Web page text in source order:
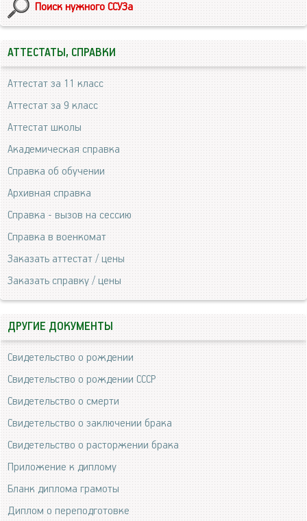
Поиск нужного ССУЗа
АТТЕСТАТЫ, СПРАВКИ
Аттестат за 11 класс
Аттестат за 9 класс
Аттестат школы
Академическая справка
Справка об обучении
Архивная справка
Справка - вызов на сессию
Справка в военкомат
Заказать аттестат / цены
Заказать справку / цены
ДРУГИЕ ДОКУМЕНТЫ
Свидетельство о рождении
Свидетельство о рождении СССР
Свидетельство о смерти
Свидетельство о заключении брака
Свидетельство о расторжении брака
Приложение к диплому
Бланк диплома грамоты
Диплом о переподготовке